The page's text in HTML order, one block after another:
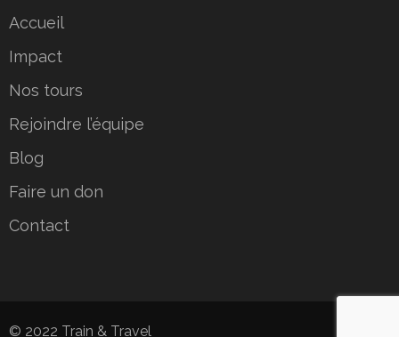
Accueil
Impact
Nos tours
Rejoindre l’équipe
Blog
Faire un don
Contact
© 2022 Train & Travel